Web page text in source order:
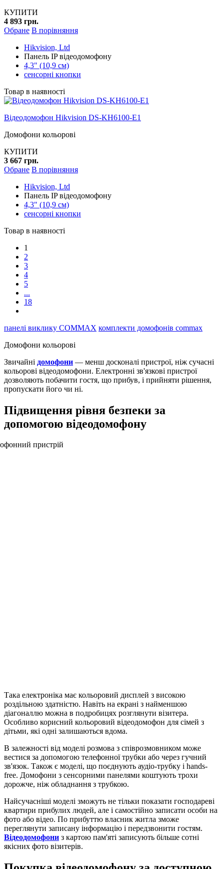
КУПИТИ
4 893 грн.
Обране В порівняння
Hikvision, Ltd
Панель IP відеодомофону
4,3" (10,9 см)
сенсорні кнопки
Товар в наявності
Відеодомофон Hikvision DS-KH6100-E1
Домофони кольорові
КУПИТИ
3 667 грн.
Обране В порівняння
Hikvision, Ltd
Панель IP відеодомофону
4,3" (10,9 см)
сенсорні кнопки
Товар в наявності
1
2
3
4
5
...
18
панелі виклику COMMAX комплекти домофонів commax
Домофони кольорові
Звичайні домофони — менш досконалі пристрої, ніж сучасні
кольорові відеодомофони. Електронні зв'язкові пристрої
дозволяють побачити гостя, що прибув, і прийняти рішення,
пропускати його чи ні.
Підвищення рівня безпеки за
допомогою відеодомофону
Така електроніка має кольоровий дисплей з високою
роздільною здатністю. Навіть на екрані з найменшою
діагоналлю можна в подробицях розглянути візитера.
Особливо корисний кольоровий відеодомофон для сімей з
дітьми, які одні залишаються вдома.
В залежності від моделі розмова з співрозмовником може
вестися за допомогою телефонної трубки або через гучний
зв'язок. Також є моделі, що поєднують аудіо-трубку і hands-
free. Домофони з сенсорними панелями коштують трохи
дорожче, ніж обладнання з трубкою.
Найсучасніші моделі зможуть не тільки показати господареві
квартири прибулих людей, але і самостійно записати особи на
фото або відео. По прибуттю власник житла зможе
переглянути записану інформацію і передзвонити гостям.
Відеодомофони з картою пам'яті записують більше сотні
якісних фото візитерів.